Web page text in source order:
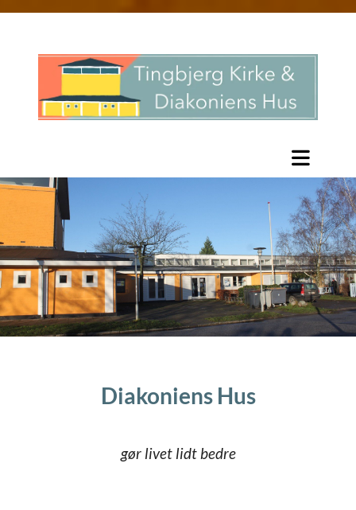
Diakoniens Hus
gør livet lidt bedre